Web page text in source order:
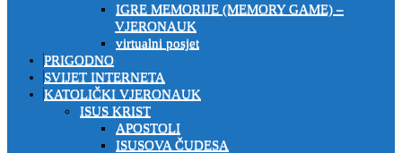
IGRE MEMORIJE (MEMORY GAME) –
VJERONAUK
virtualni posjet
PRIGODNO
SVIJET INTERNETA
KATOLIČKI VJERONAUK
ISUS KRIST
APOSTOLI
ISUSOVA ČUDESA